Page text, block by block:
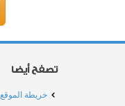
تصفح أيضا
خريطة الموقع